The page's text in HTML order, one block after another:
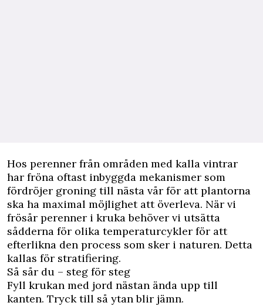
Hos perenner från områden med kalla vintrar
har fröna oftast inbyggda mekanismer som
fördröjer groning till nästa vår för att plantorna
ska ha maximal möjlighet att överleva. När vi
frösår perenner i kruka behöver vi utsätta
sådderna för olika temperaturcykler för att
efterlikna den process som sker i naturen. Detta
kallas för stratifiering.
Så sår du – steg för steg
Fyll krukan med jord nästan ända upp till
kanten. Tryck till så ytan blir jämn.